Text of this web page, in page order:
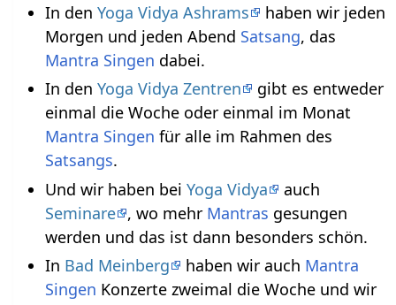
In den Yoga Vidya Ashrams
haben wir jeden
Morgen und jeden Abend Satsang, das
Mantra Singen dabei.
In den Yoga Vidya Zentren
gibt es entweder
einmal die Woche oder einmal im Monat
Mantra Singen für alle im Rahmen des
Satsangs.
Und wir haben bei Yoga Vidya
auch
Seminare , wo mehr Mantras gesungen
werden und das ist dann besonders schön.
In Bad Meinberg haben wir auch Mantra
Singen Konzerte zweimal die Woche und wir